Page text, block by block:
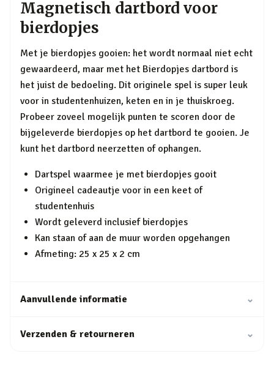
Magnetisch dartbord voor
bierdopjes
Met je bierdopjes gooien: het wordt normaal niet echt
gewaardeerd, maar met het Bierdopjes dartbord is
het juist de bedoeling. Dit originele spel is super leuk
voor in studentenhuizen, keten en in je thuiskroeg.
Probeer zoveel mogelijk punten te scoren door de
bijgeleverde bierdopjes op het dartbord te gooien. Je
kunt het dartbord neerzetten of ophangen.
Dartspel waarmee je met bierdopjes gooit
Origineel cadeautje voor in een keet of
studentenhuis
Wordt geleverd inclusief bierdopjes
Kan staan of aan de muur worden opgehangen
Afmeting: 25 x 25 x 2 cm
Aanvullende informatie ⌄
Verzenden & retourneren ⌄